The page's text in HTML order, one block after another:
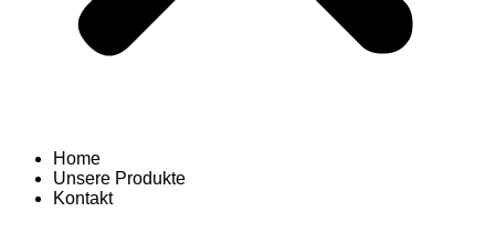
Home
Unsere Produkte
Kontakt